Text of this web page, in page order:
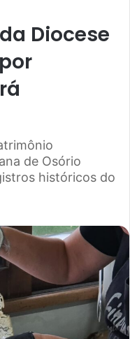
Diocese
de Osório
históricos do